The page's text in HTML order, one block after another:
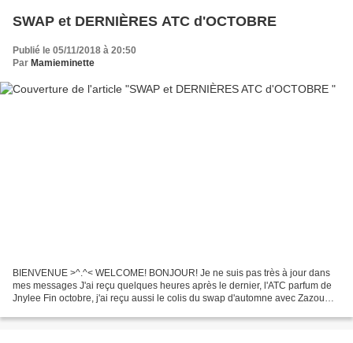
SWAP et DERNIÈRES ATC d'OCTOBRE
Publié le 05/11/2018 à 20:50
Par Mamieminette
BIENVENUE >^.^< WELCOME! BONJOUR! Je ne suis pas très à jour dans
mes messages J'ai reçu quelques heures après le dernier, l'ATC parfum de
Jnylee Fin octobre, j'ai reçu aussi le colis du swap d'automne avec Zazou